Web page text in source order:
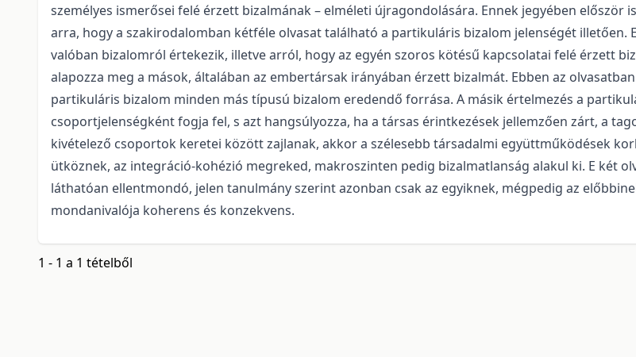
személyes ismerősei felé érzett bizalmának – elméleti újragondolására. Ennek jegyében először
arra, hogy a szakirodalomban kétféle olvasat található a partikuláris bizalom jelenségét illetően.
valóban bizalomról értekezik, illetve arról, hogy az egyén szoros kötésű kapcsolatai felé érzett
alapozza meg a mások, általában az embertársak irányában érzett bizalmát. Ebben az
partikuláris bizalom minden más típusú bizalom eredendő forrása. A másik értelmezés a
csoportjelenségként fogja fel, s azt hangsúlyozza, ha a társas érintkezések jellemzően zárt, a
kivételező csoportok keretei között zajlanak, akkor a szélesebb társadalmi együttműködések
ütköznek, az integráció-kohézió megreked, makroszinten pedig bizalmatlanság alakul ki. E két
láthatóan ellentmondó, jelen tanulmány szerint azonban csak az egyiknek, mégpedig az
mondanivalója koherens és konzekvens.
1 - 1 a 1 tételből